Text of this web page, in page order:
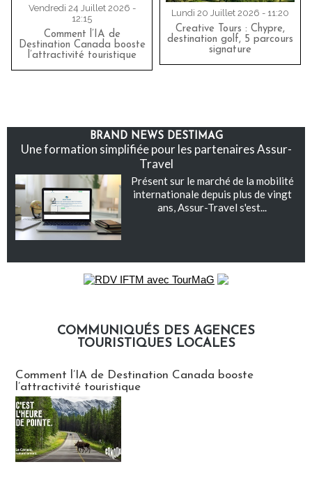
Vendredi 24 Juillet 2026 -
12:15
Comment l’IA de
Destination Canada booste
l’attractivité touristique
Lundi 20 Juillet 2026 - 11:20
Creative Tours : Chypre,
destination golf, 5 parcours
signature
BRAND NEWS DESTIMAG
Une formation simplifiée pour les partenaires Assur-
Travel
Présent sur le marché de la mobilité
internationale depuis plus de vingt
ans, Assur-Travel s'est...
COMMUNIQUÉS DES AGENCES
TOURISTIQUES LOCALES
Comment l’IA de Destination Canada booste
l’attractivité touristique